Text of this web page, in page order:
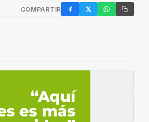
COMPARTIR
FacebookX / TwitterWhatsAppCopiar